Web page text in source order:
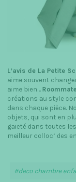
L’avis de La Petite
aime souvent
aime bien… Roommate
créations au style
dans chaque pièce.
objets, qui sont en
gaieté dans toutes
meilleur colloc’ des
deco chambre